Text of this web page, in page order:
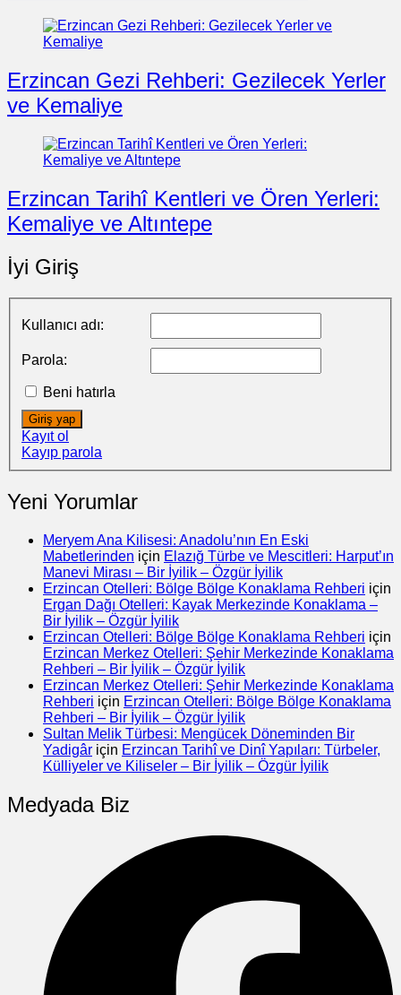
Erzincan Gezi Rehberi: Gezilecek Yerler
ve Kemaliye
Erzincan Tarihî Kentleri ve Ören Yerleri:
Kemaliye ve Altıntepe
İyi Giriş
Kullanıcı adı:
Parola:
Beni hatırla
Giriş yap
Kayıt ol
Kayıp parola
Yeni Yorumlar
Meryem Ana Kilisesi: Anadolu’nın En Eski
Mabetlerinden için Elazığ Türbe ve Mescitleri: Harput’ın
Manevi Mirası – Bir İyilik – Özgür İyilik
Erzincan Otelleri: Bölge Bölge Konaklama Rehberi için
Ergan Dağı Otelleri: Kayak Merkezinde Konaklama –
Bir İyilik – Özgür İyilik
Erzincan Otelleri: Bölge Bölge Konaklama Rehberi için
Erzincan Merkez Otelleri: Şehir Merkezinde Konaklama
Rehberi – Bir İyilik – Özgür İyilik
Erzincan Merkez Otelleri: Şehir Merkezinde Konaklama
Rehberi için Erzincan Otelleri: Bölge Bölge Konaklama
Rehberi – Bir İyilik – Özgür İyilik
Sultan Melik Türbesi: Mengücek Döneminden Bir
Yadigâr için Erzincan Tarihî ve Dinî Yapıları: Türbeler,
Külliyeler ve Kiliseler – Bir İyilik – Özgür İyilik
Medyada Biz